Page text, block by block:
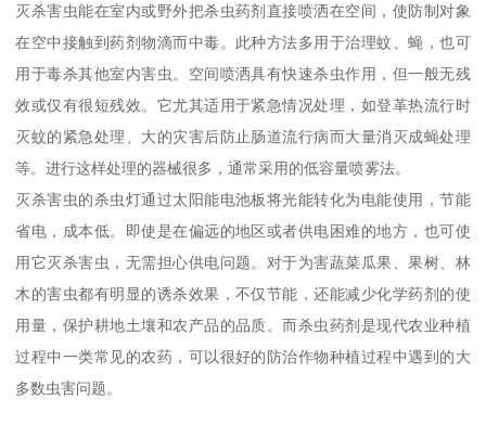
灭杀害虫能在室内或野外把杀虫药剂直接喷洒在空间，使防制对象
在空中接触到药剂物滴而中毒。此种方法多用于治理蚊、蝇，也可
用于毒杀其他室内害虫。空间喷洒具有快速杀虫作用，但一般无残
效或仅有很短残效。它尤其适用于紧急情况处理，如登革热流行时
灭蚊的紧急处理、大的灾害后防止肠道流行病而大量消灭成蝇处理
等。进行这样处理的器械很多，通常采用的低容量喷雾法。
灭杀害虫的杀虫灯通过太阳能电池板将光能转化为电能使用，节能
省电，成本低。即使是在偏远的地区或者供电困难的地方，也可使
用它灭杀害虫，无需担心供电问题。对于为害蔬菜瓜果、果树、林
木的害虫都有明显的诱杀效果，不仅节能，还能减少化学药剂的使
用量，保护耕地土壤和农产品的品质。而杀虫药剂是现代农业种植
过程中一类常见的农药，可以很好的防治作物种植过程中遇到的大
多数虫害问题。